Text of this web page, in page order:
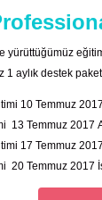
aylık destek
10 Temmuz
13 Temmuz 2017
17 Temmuz
20 Temmuz 2017